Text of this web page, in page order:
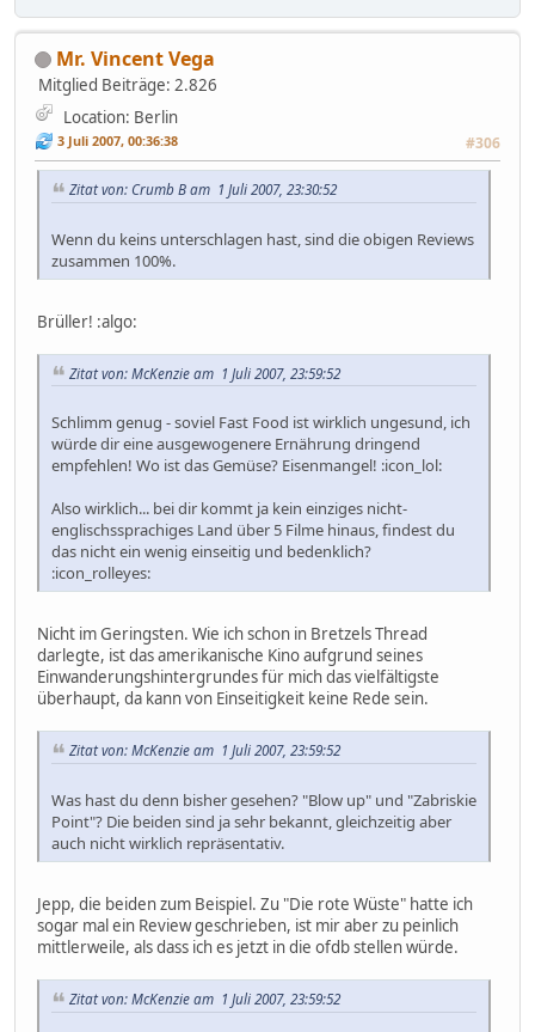
Mr. Vincent Vega
Mitglied Beiträge: 2.826
Location: Berlin
3 Juli 2007, 00:36:38 #306
Zitat von: Crumb B am 1 Juli 2007, 23:30:52
Wenn du keins unterschlagen hast, sind die obigen Reviews
zusammen 100%.
Brüller! :algo:
Zitat von: McKenzie am 1 Juli 2007, 23:59:52
Schlimm genug - soviel Fast Food ist wirklich ungesund, ich
würde dir eine ausgewogenere Ernährung dringend
empfehlen! Wo ist das Gemüse? Eisenmangel! :icon_lol:
Also wirklich... bei dir kommt ja kein einziges nicht-
englischssprachiges Land über 5 Filme hinaus, findest du
das nicht ein wenig einseitig und bedenklich?
:icon_rolleyes:
Nicht im Geringsten. Wie ich schon in Bretzels Thread
darlegte, ist das amerikanische Kino aufgrund seines
Einwanderungshintergrundes für mich das vielfältigste
überhaupt, da kann von Einseitigkeit keine Rede sein.
Zitat von: McKenzie am 1 Juli 2007, 23:59:52
Was hast du denn bisher gesehen? "Blow up" und "Zabriskie
Point"? Die beiden sind ja sehr bekannt, gleichzeitig aber
auch nicht wirklich repräsentativ.
Jepp, die beiden zum Beispiel. Zu "Die rote Wüste" hatte ich
sogar mal ein Review geschrieben, ist mir aber zu peinlich
mittlerweile, als dass ich es jetzt in die ofdb stellen würde.
Zitat von: McKenzie am 1 Juli 2007, 23:59:52